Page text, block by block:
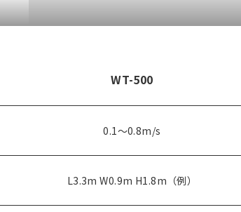
WT-500
0.1～0.8m/s
L3.3m W0.9m H1.8m（例）